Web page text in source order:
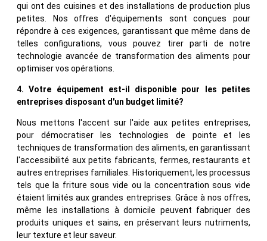
qui ont des cuisines et des installations de production plus
petites. Nos offres d'équipements sont conçues pour
répondre à ces exigences, garantissant que même dans de
telles configurations, vous pouvez tirer parti de notre
technologie avancée de transformation des aliments pour
optimiser vos opérations.
4. Votre équipement est-il disponible pour les petites
entreprises disposant d'un budget limité?
Nous mettons l'accent sur l'aide aux petites entreprises,
pour démocratiser les technologies de pointe et les
techniques de transformation des aliments, en garantissant
l'accessibilité aux petits fabricants, fermes, restaurants et
autres entreprises familiales. Historiquement, les processus
tels que la friture sous vide ou la concentration sous vide
étaient limités aux grandes entreprises. Grâce à nos offres,
même les installations à domicile peuvent fabriquer des
produits uniques et sains, en préservant leurs nutriments,
leur texture et leur saveur.